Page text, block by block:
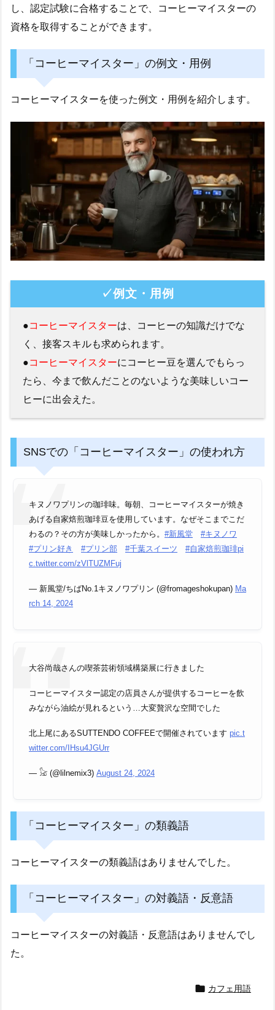
し、認定試験に合格することで、コーヒーマイスターの
資格を取得することができます。
「コーヒーマイスター」の例文・用例
コーヒーマイスターを使った例文・用例を紹介します。
✓例文・用例
●コーヒーマイスターは、コーヒーの知識だけでな
く、接客スキルも求められます。
●コーヒーマイスターにコーヒー豆を選んでもらっ
たら、今まで飲んだことのないような美味しいコー
ヒーに出会えた。
SNSでの「コーヒーマイスター」の使われ方
キヌノワプリンの珈琲味。毎朝、コーヒーマイスターが焼き
あげる自家焙煎珈琲豆を使用しています。なぜそこまでこだ
わるの？その方が美味しかったから。 #新風堂
#キヌノワ
#プリン好き
#プリン部 #千葉スイーツ #自家焙煎珈琲pi
c.twitter.com/zVlTUZMFuj
— 新風堂/ちばNo.1キヌノワプリン (@fromageshokupan) Ma
rch 14, 2024
大谷尚哉さんの喫茶芸術領域構築展に行きました
コーヒーマイスター認定の店員さんが提供するコーヒーを飲
みながら油絵が見れるという…大変贅沢な空間でした
北上尾にあるSUTTENDO COFFEEで開催されています pic.t
witter.com/IHsu4JGUrr
— 𓃠 (@lilnemix3) August 24, 2024
「コーヒーマイスター」の類義語
コーヒーマイスターの類義語はありませんでした。
「コーヒーマイスター」の対義語・反意語
コーヒーマイスターの対義語・反意語はありませんでし
た。
 カフェ用語